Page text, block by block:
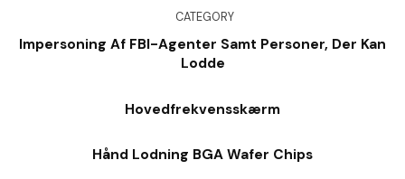
CATEGORY
Impersoning Af FBI-Agenter Samt Personer, Der Kan
Lodde
Hovedfrekvensskærm
Hånd Lodning BGA Wafer Chips